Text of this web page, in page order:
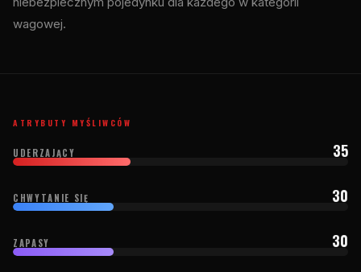
wagowej.
ATRYBUTY MYŚLIWCÓW
UDERZAJĄCY 35
CHWYTANIE SIĘ 30
ZAPASY 30